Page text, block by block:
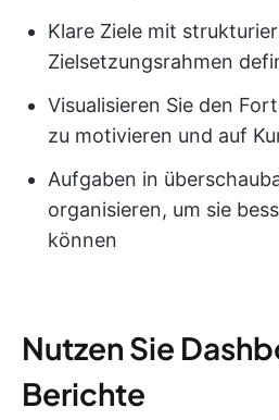
Klare Ziele mit
Zielsetzungsrahmen
Visualisieren Sie den
zu motivieren und auf
Aufgaben in
organisieren, um sie
können
Nutzen Sie
Berichte